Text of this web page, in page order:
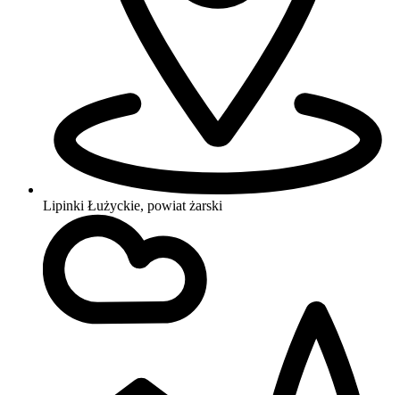
Lipinki Łużyckie, powiat żarski